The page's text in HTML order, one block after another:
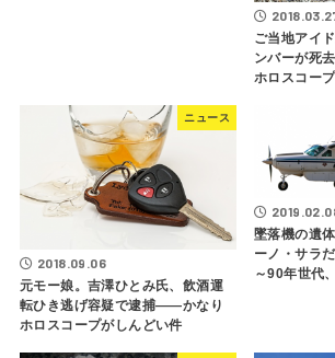
ご当地アイ
ンバーが死
ホロスコー
ニュース
2018.09.06
元モー娘。吉澤ひとみ氏、飲酒運
転ひき逃げ容疑で逮捕――かなり
ホロスコープがしんどい件
墜落機の遺
ーノ・サラ
～90年世代